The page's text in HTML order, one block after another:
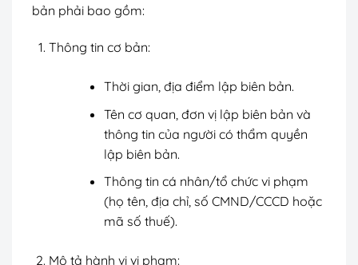
bản phải bao gồm:
Thông tin cơ bản:
Thời gian, địa điểm lập biên bản.
Tên cơ quan, đơn vị lập biên bản và
thông tin của người có thẩm quyền
lập biên bản.
Thông tin cá nhân/tổ chức vi phạm
(họ tên, địa chỉ, số CMND/CCCD hoặc
mã số thuế).
Mô tả hành vi vi phạm: